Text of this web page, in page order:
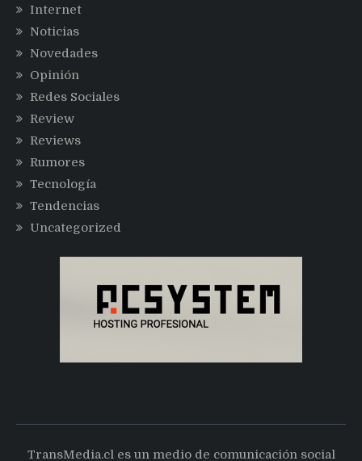
Internet
Noticias
Novedades
Opinión
Redes Sociales
Review
Reviews
Rumores
Tecnología
Tendencias
Uncategorized
TransMedia.cl es un medio de comunicación social